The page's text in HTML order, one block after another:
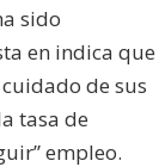
sido
en indica que
de sus
tasa de
empleo.